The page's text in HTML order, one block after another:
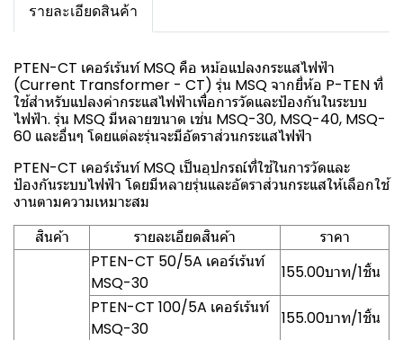
รายละเอียดสินค้า
PTEN-CT เคอร์เร้นท์ MSQ คือ หม้อแปลงกระแสไฟฟ้า
(Current Transformer - CT) รุ่น MSQ จากยี่ห้อ P-TEN ที่
ใช้สำหรับแปลงค่ากระแสไฟฟ้าเพื่อการวัดและป้องกันในระบบ
ไฟฟ้า. รุ่น MSQ มีหลายขนาด เช่น MSQ-30, MSQ-40, MSQ-
60 และอื่นๆ โดยแต่ละรุ่นจะมีอัตราส่วนกระแสไฟฟ้า
PTEN-CT เคอร์เร้นท์ MSQ เป็นอุปกรณ์ที่ใช้ในการวัดและ
ป้องกันระบบไฟฟ้า โดยมีหลายรุ่นและอัตราส่วนกระแสให้เลือกใช้
งานตามความเหมาะสม
สินค้า
รายละเอียดสินค้า
ราคา
PTEN-CT 50/5A เคอร์เร้นท์
MSQ-30
155.00บาท/1ชิ้น
PTEN-CT 100/5A เคอร์เร้นท์
MSQ-30
155.00บาท/1ชิ้น